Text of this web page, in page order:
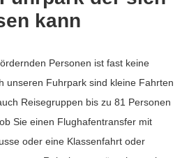
kann
Personen ist fast keine
unseren Fuhrpark sind kleine Fahrten
Reisegruppen bis zu 81 Personen
Sie einen Flughafentransfer mit
oder eine Klassenfahrt oder